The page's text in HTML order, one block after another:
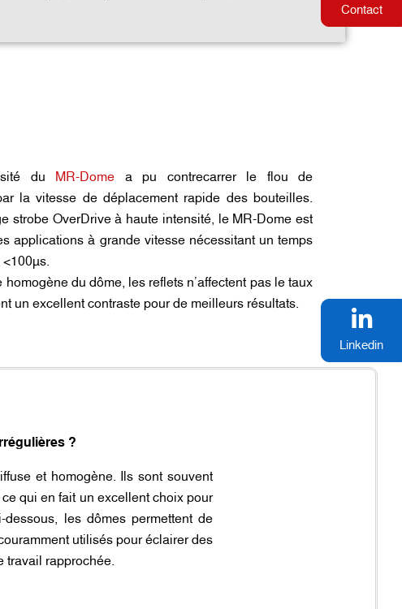
Contact
Linkedin
du MR-Dome a pu contrecarrer le flou de
la vitesse de déplacement rapide des bouteilles.
strobe OverDrive à haute intensité, le MR-Dome est
applications à grande vitesse nécessitant un temps
homogène du dôme, les reflets n’affectent pas le taux
un excellent contraste pour de meilleurs résultats.
?
et homogène. Ils sont souvent
qui en fait un excellent choix pour
les dômes permettent de
utilisés pour éclairer des
rapprochée.